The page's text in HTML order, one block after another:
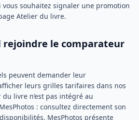
souhaitez signaler une promotion
Atelier du livre.
rejoindre le comparateur
peuvent demander leur
leurs grilles tarifaires dans nos
livre n’est pas intégré au
: consultez directement son
MesPhotos présente